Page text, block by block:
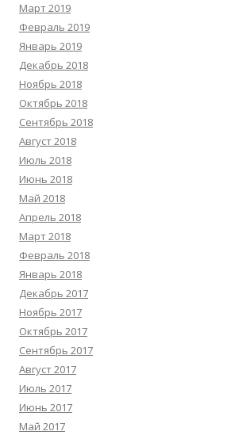
Март 2019
Февраль 2019
Январь 2019
Декабрь 2018
Ноябрь 2018
Октябрь 2018
Сентябрь 2018
Август 2018
Июль 2018
Июнь 2018
Май 2018
Апрель 2018
Март 2018
Февраль 2018
Январь 2018
Декабрь 2017
Ноябрь 2017
Октябрь 2017
Сентябрь 2017
Август 2017
Июль 2017
Июнь 2017
Май 2017